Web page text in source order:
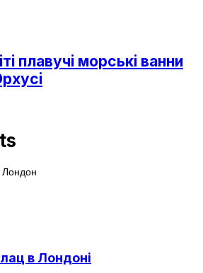
плавучі морські ванни
в Лондоні